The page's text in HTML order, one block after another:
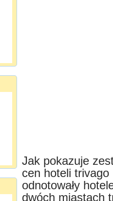
Jak pokazuje
cen hoteli
odnotowały
dwóch miastach